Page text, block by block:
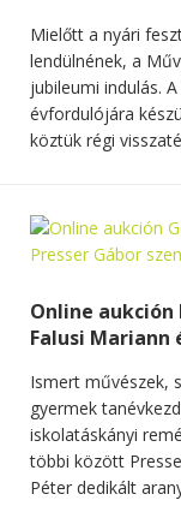
Mielőtt a nyári
lendülnének, a
jubileumi indulás.
évfordulójára
köztük régi
Online aukción
Falusi Mariann
Ismert művészek,
gyermek
iskolatáskányi
többi között
Péter dedikált